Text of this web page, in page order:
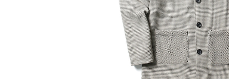
GUN CLUB SHIRT
¥19,800